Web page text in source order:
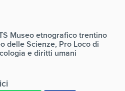
Museo etnografico trentino
delle Scienze, Pro Loco di
e diritti umani